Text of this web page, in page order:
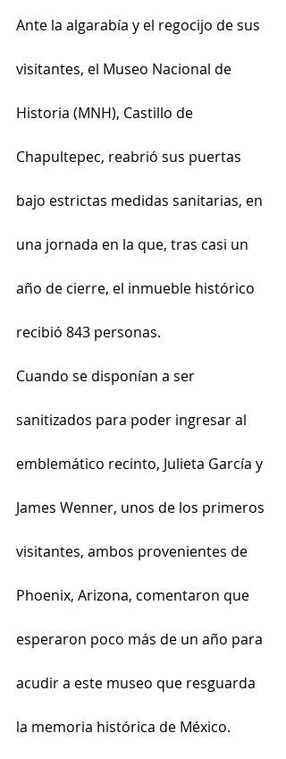
Ante la algarabía y el regocijo de sus
visitantes, el Museo Nacional de
Historia (MNH), Castillo de
Chapultepec, reabrió sus puertas
bajo estrictas medidas sanitarias, en
una jornada en la que, tras casi un
año de cierre, el inmueble histórico
recibió 843 personas.
Cuando se disponían a ser
sanitizados para poder ingresar al
emblemático recinto, Julieta García y
James Wenner, unos de los primeros
visitantes, ambos provenientes de
Phoenix, Arizona, comentaron que
esperaron poco más de un año para
acudir a este museo que resguarda
la memoria histórica de México.